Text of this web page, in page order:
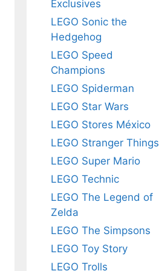
Exclusives
LEGO Sonic the
Hedgehog
LEGO Speed
Champions
LEGO Spiderman
LEGO Star Wars
LEGO Stores México
LEGO Stranger Things
LEGO Super Mario
LEGO Technic
LEGO The Legend of
Zelda
LEGO The Simpsons
LEGO Toy Story
LEGO Trolls